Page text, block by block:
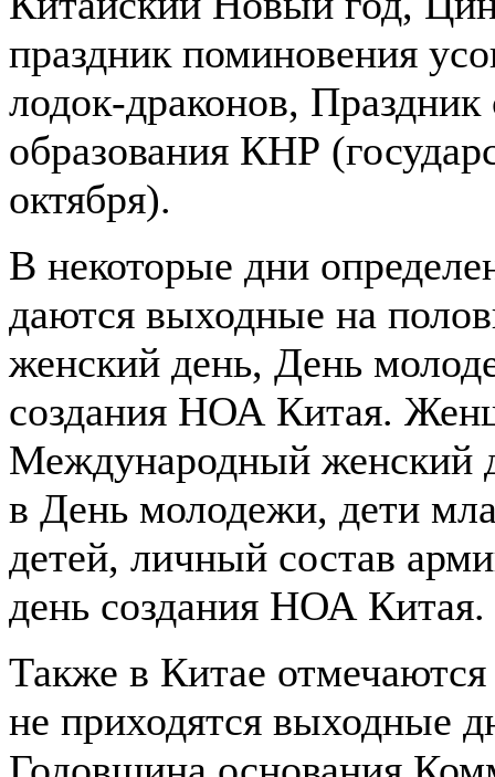
праздник поминовения
лодок-драконов,
образования КНР
октября).
В некоторые дни
даются выходные на
женский день, День
создания НОА Китая.
Международный женский
в День молодежи, дети
детей, личный состав
день создания НОА Китая.
Также в Китае
не приходятся выходные